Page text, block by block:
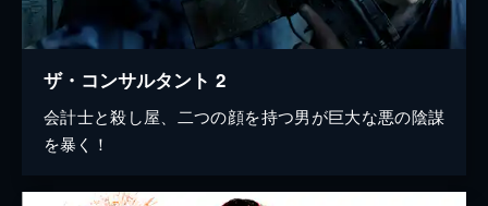
ザ・コンサルタント 2
会計士と殺し屋、二つの顔を持つ男が巨大な悪の陰謀
を暴く！